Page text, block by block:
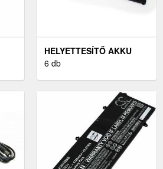
HELYETTESÍTŐ AKKU
ACER CHROMEBOOK
6 db